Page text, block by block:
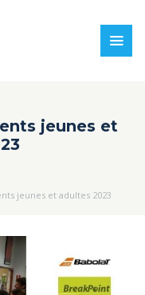
jeunes et
jeunes et adultes 2023